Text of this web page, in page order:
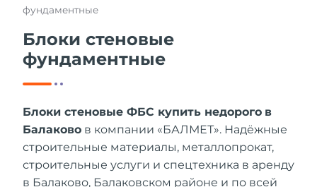
фундаментные
Блоки стеновые
фундаментные
Блоки стеновые ФБС купить недорого в
Балаково в компании «БАЛМЕТ». Надёжные
строительные материалы, металлопрокат,
строительные услуги и спецтехника в аренду
в Балаково, Балаковском районе и по всей